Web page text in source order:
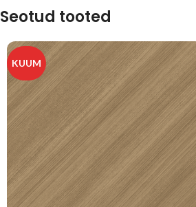
Seotud tooted
KUUM